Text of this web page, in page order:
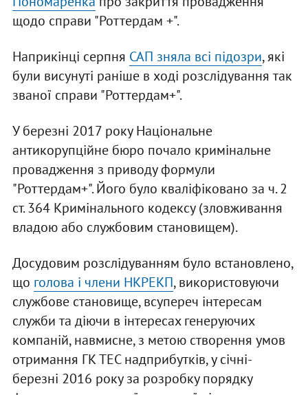
щодо справи "Роттердам +".
Наприкінці серпня САП зняла всі підозри, які
були висунуті раніше в ході розслідування так
званої справи "Роттердам+".
У березні 2017 року Національне
антикорупційне бюро почало кримінальне
провадження з приводу формули
"Роттердам+". Його було кваліфіковано за ч. 2
ст. 364 Кримінального кодексу (зловживання
владою або службовим становищем).
Досудовим розслідуванням було встановлено,
що голова і члени НКРЕКП, використовуючи
службове становище, всупереч інтересам
служби та діючи в інтересах генеруючих
компаній, навмисне, з метою створення умов
отримання ГК ТЕС надприбутків, у січні-
березні 2016 року за розробку порядку